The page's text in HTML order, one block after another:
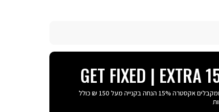
GET FIXED | EXTRA
נרשמים ומקבלים אקסטרה 15% הנחה בקנייה מעל 150 ₪ כולל